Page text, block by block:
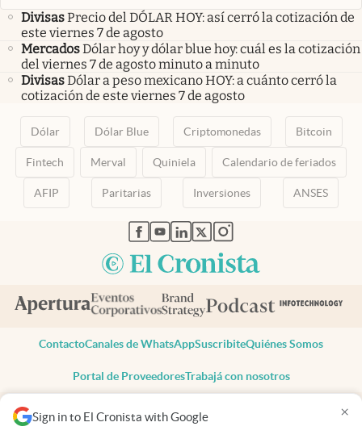
Sign in to El Cronista with Google ×
DivisasPrecio del DÓLAR HOY: así cerró la cotización de
este viernes 7 de agosto
MercadosDólar hoy y dólar blue hoy: cuál es la cotización
del viernes 7 de agosto minuto a minuto
DivisasDólar a peso mexicano HOY: a cuánto cerró la
cotización de este viernes 7 de agosto
Dólar Dólar Blue Criptomonedas Bitcoin
Fintech Merval Quiniela Calendario de feriados
AFIP Paritarias Inversiones ANSES
abre en nueva pestaña
abre en nueva pestaña
abre en nueva pestaña
abre en nueva pestaña
abre en nueva pestaña
ContactoCanales de WhatsAppSuscribiteQuiénes Somos
Portal de ProveedoresTrabajá con nosotros
Todos los derechos reservados